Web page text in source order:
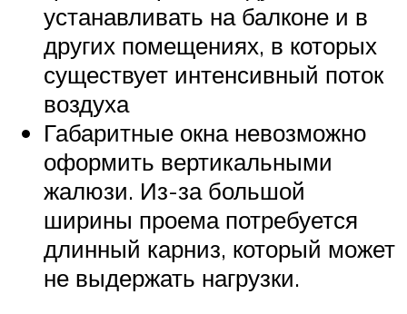
устанавливать на балконе и в
других помещениях, в которых
существует интенсивный поток
воздуха
Габаритные окна невозможно
оформить вертикальными
жалюзи. Из-за большой
ширины проема потребуется
длинный карниз, который может
не выдержать нагрузки.